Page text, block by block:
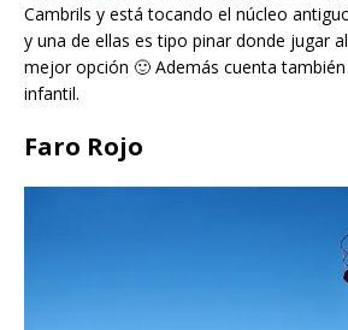
Cambrils y está tocando el núcleo
y una de ellas es tipo pinar donde jugar
mejor opción 🙂 Además cuenta
infantil.
Faro Rojo